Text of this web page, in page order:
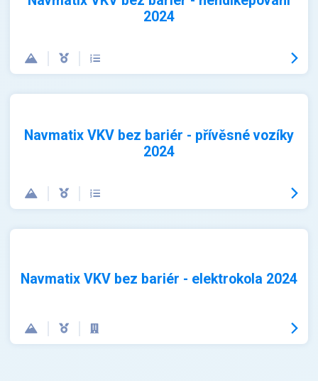
2024
Navmatix VKV bez bariér - přívěsné vozíky
2024
Navmatix VKV bez bariér - elektrokola 2024